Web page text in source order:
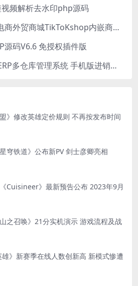
频解析去水印php源码
Java多语言跨境电商外贸商城TikToKshop内嵌商城I商家入驻I一键铺
源码V6.6 免授权插件版
PHP进销存源码ERP多仓库管理系统 手机版进销存 php网络版进销存小程序
盟》修改英雄定价规则 不再按发布时间
星穹铁道》公布新PV 剑士彦卿亮相
Cuisineer》最新预告公布 2023年9月
山之召唤》21分实机演示 游戏流程及战
雄》新赛季在线人数创新高 新模式惨遭